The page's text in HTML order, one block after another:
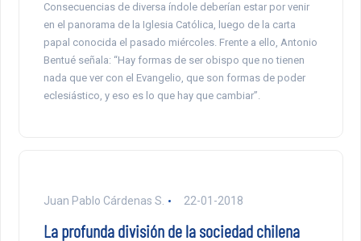
Consecuencias de diversa índole deberían estar por venir
en el panorama de la Iglesia Católica, luego de la carta
papal conocida el pasado miércoles. Frente a ello, Antonio
Bentué señala: “Hay formas de ser obispo que no tienen
nada que ver con el Evangelio, que son formas de poder
eclesiástico, y eso es lo que hay que cambiar”.
Juan Pablo Cárdenas S. 22-01-2018
La profunda división de la sociedad chilena